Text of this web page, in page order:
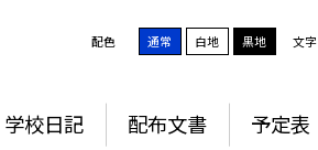
配色 通常 白地 黒地 文字
学校日記 配布文書 予定表